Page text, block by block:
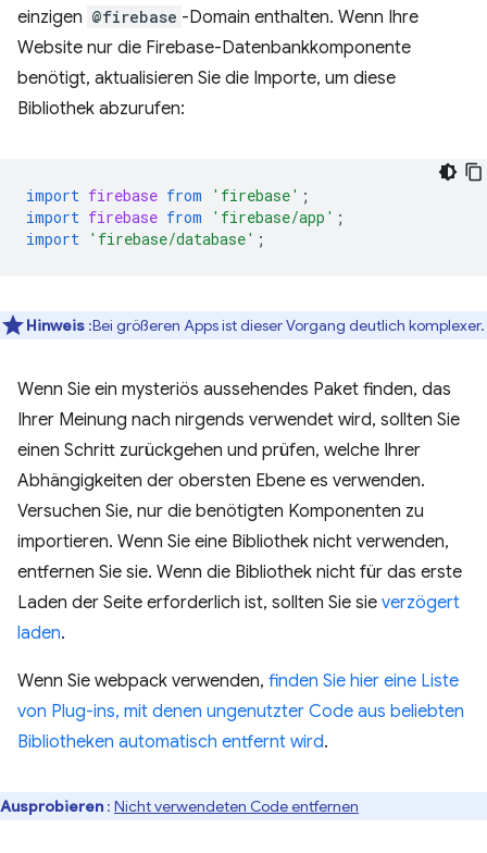
einzigen @firebase -Domain enthalten. Wenn Ihre
Website nur die Firebase-Datenbankkomponente
benötigt, aktualisieren Sie die Importe, um diese
Bibliothek abzurufen:
import firebase from 'firebase' ;
import firebase from 'firebase/app' ;
import 'firebase/database' ;
Hinweis :Bei größeren Apps ist dieser Vorgang deutlich komplexer.
Wenn Sie ein mysteriös aussehendes Paket finden, das
Ihrer Meinung nach nirgends verwendet wird, sollten Sie
einen Schritt zurückgehen und prüfen, welche Ihrer
Abhängigkeiten der obersten Ebene es verwenden.
Versuchen Sie, nur die benötigten Komponenten zu
importieren. Wenn Sie eine Bibliothek nicht verwenden,
entfernen Sie sie. Wenn die Bibliothek nicht für das erste
Laden der Seite erforderlich ist, sollten Sie sie verzögert
laden.
Wenn Sie webpack verwenden, finden Sie hier eine Liste
von Plug-ins, mit denen ungenutzter Code aus beliebten
Bibliotheken automatisch entfernt wird.
Ausprobieren : Nicht verwendeten Code entfernen